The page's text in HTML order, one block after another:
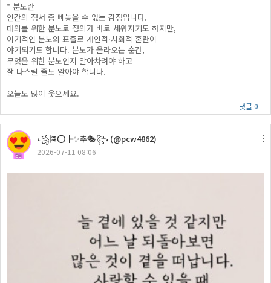
* 분노란
인간의 정서 중 빼놓을 수 없는 감정입니다.
대의를 위한 분노로 정의가 바로 세워지기도 하지만,
이기적인 분노의 표출로 개인적·사회적 혼란이
야기되기도 합니다. 분노가 올라오는 순간,
무엇을 위한 분노인지 알아차려야 하고
잘 다스릴 줄도 알아야 합니다.
오늘도 많이 웃으세요.
댓글 0
50
꧁🎏⭕┣✨추🎭꧂ (@pcw4862)
2026-07-11 08:06